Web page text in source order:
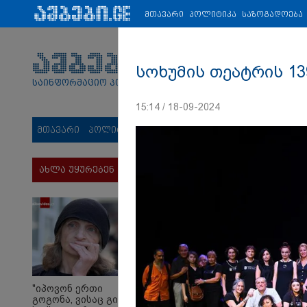
პარტნიორები: ახალი ამბები ეკონომიკა ვიდეო
საინფორმაციო პორტალი
მთავარი პოლიტიკა
ახლა უყურებენ
"იპოვონ ერთი
გოგონა, ვისაც გიგა
მთავარი პოლიტიკა საზოგადოება
სოხუმის თეატრის
15:14 / 18-09-2024